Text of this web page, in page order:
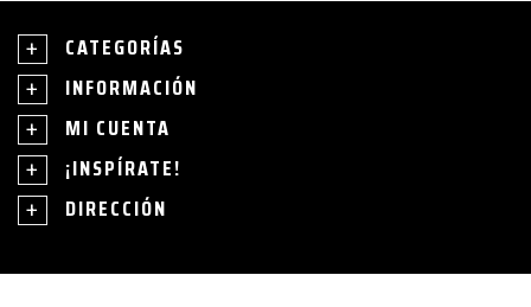
CATEGORÍAS
INFORMACIÓN
MI CUENTA
¡INSPÍRATE!
DIRECCIÓN